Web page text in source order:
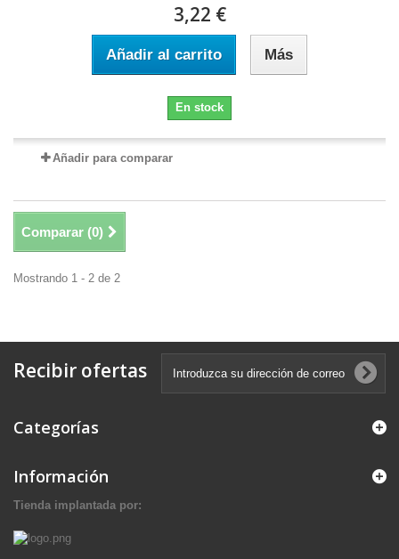
3,22 €
Añadir al carrito Más
En stock
Añadir para comparar
Comparar (0)
Mostrando 1 - 2 de 2
Recibir ofertas
Categorías
Información
Tienda implantada por: